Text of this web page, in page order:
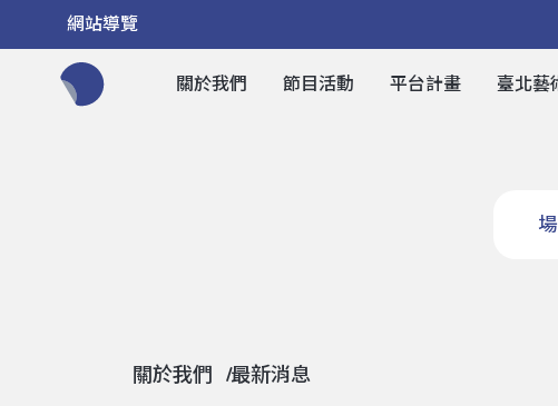
網站導覽
關於我們 節目活動 平台計畫 臺北藝
關於我們 最新消息